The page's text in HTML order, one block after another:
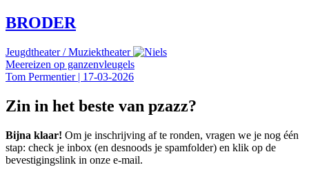
BRODER
Jeugdtheater /Muziektheater
Meereizen op ganzenvleugels
Tom Permentier| 17-03-2026
Zin in het beste van pzazz?
Bijna klaar! Om je inschrijving af te ronden, vragen we je nog één
stap: check je inbox (en desnoods je spamfolder) en klik op de
bevestigingslink in onze e-mail.